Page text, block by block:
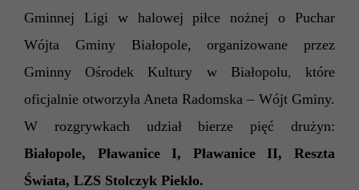
Gminnej Ligi w halowej piłce nożnej o Puchar
Wójta Gminy Białopole, organizowane przez
Gminny Ośrodek Kultury w Białopolu, które
oficjalnie otworzyła Aneta Radomska – Wójt Gminy.
W rozgrywkach udział bierzepięć drużyn:
Białopole, Pławanice I, Pławanice II, Reszta
Świata, LZS Stolczyk Piekło.